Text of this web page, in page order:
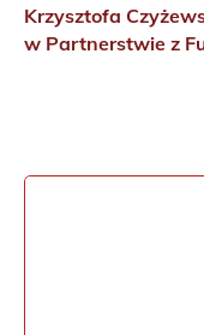
Krzysztofa
w Partnerstwie z